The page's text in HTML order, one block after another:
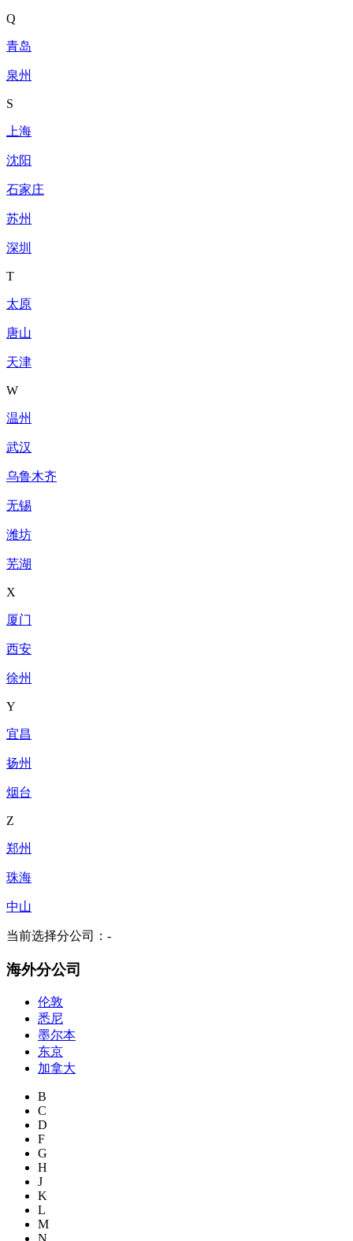
Q
青岛
泉州
S
上海
沈阳
石家庄
苏州
深圳
T
太原
唐山
天津
W
温州
武汉
乌鲁木齐
无锡
潍坊
芜湖
X
厦门
西安
徐州
Y
宜昌
扬州
烟台
Z
郑州
珠海
中山
当前选择分公司： -
海外分公司
伦敦
悉尼
墨尔本
东京
加拿大
B
C
D
F
G
H
J
K
L
M